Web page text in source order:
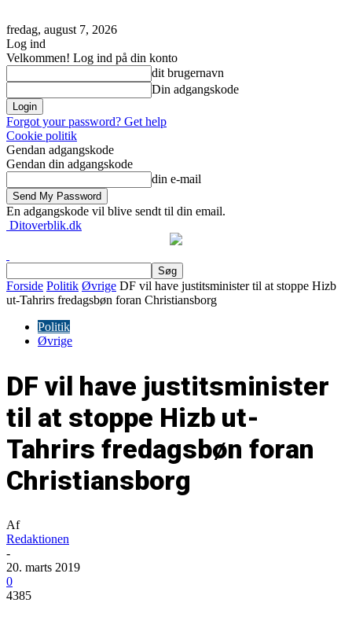
fredag, august 7, 2026
Log ind
Velkommen! Log ind på din konto
dit brugernavn
Din adgangskode
Forgot your password? Get help
Cookie politik
Gendan adgangskode
Gendan din adgangskode
din e-mail
En adgangskode vil blive sendt til din email.
Ditoverblik.dk
Forside Politik Øvrige DF vil have justitsminister til at stoppe Hizb
ut-Tahrirs fredagsbøn foran Christiansborg
Politik
Øvrige
DF vil have justitsminister
til at stoppe Hizb ut-
Tahrirs fredagsbøn foran
Christiansborg
Af
Redaktionen
-
20. marts 2019
0
4385